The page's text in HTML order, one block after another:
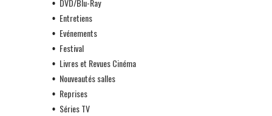
DVD/Blu-Ray
Entretiens
Evénements
Festival
Livres et Revues Cinéma
Nouveautés salles
Reprises
Séries TV